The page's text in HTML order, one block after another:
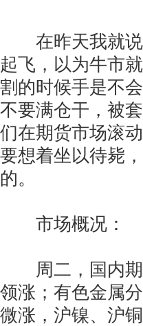
在昨天我就说
起飞，以为牛市
割的时候手是不
不要满仓干，被
们在期货市场滚
要想着坐以待毙
的。
市场概况：
周二，国内期
领涨；有色金属
微涨，沪镍、沪